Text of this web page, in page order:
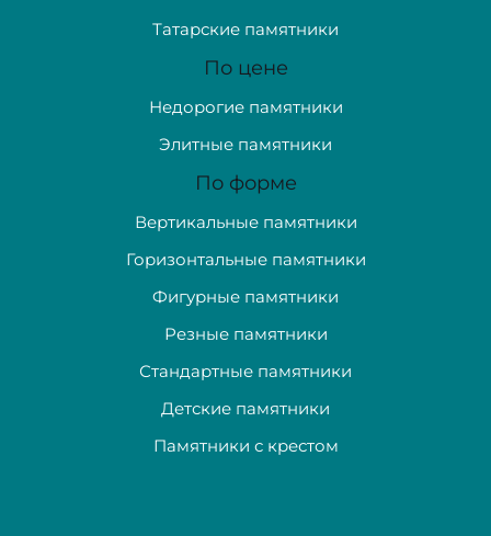
Татарские памятники
По цене
Недорогие памятники
Элитные памятники
По форме
Вертикальные памятники
Горизонтальные памятники
Фигурные памятники
Резные памятники
Стандартные памятники
Детские памятники
Памятники с крестом